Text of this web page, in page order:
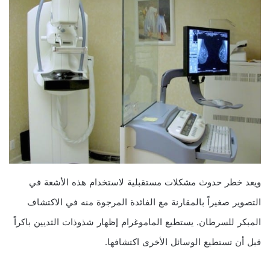
ويعد خطر حدوث مشكلات مستقبلية لاستخدام هذه الأشعة في
التصوير صغيراً بالمقارنة مع الفائدة المرجوة منه في الاكتشاف
المبكر للسرطان. يستطيع الماموغرام إظهار شذوذات الثديين باكراً
قبل أن تستطيع الوسائل الأخرى اكتشافها.